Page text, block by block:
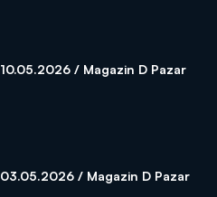
10.05.2026 / Magazin D Pazar
03.05.2026 / Magazin D Pazar